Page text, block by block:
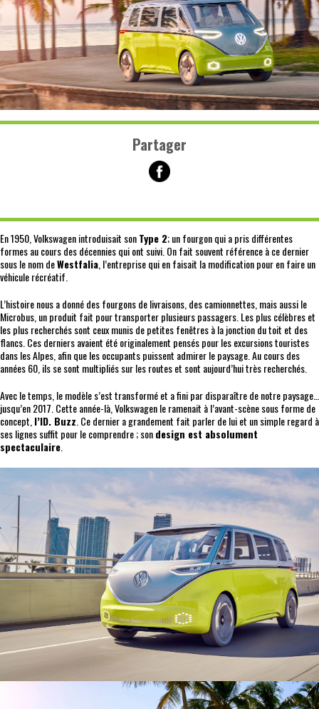
Partager
En 1950, Volkswagen introduisait sonType 2; un fourgon qui a pris différentes
formes au cours des décennies qui ont suivi. On fait souvent référence à ce dernier
sous le nom deWestfalia , l’entreprise qui en faisait la modification pour en faire un
véhicule récréatif.
L’histoire nous a donné des fourgons de livraisons, des camionnettes, mais aussi le
Microbus, un produit fait pour transporter plusieurs passagers. Les plus célèbres et
les plus recherchés sont ceux munis de petites fenêtres à la jonction du toit et des
flancs. Ces derniers avaient été originalement pensés pour les excursions touristes
dans les Alpes, afin que les occupants puissent admirer le paysage. Au cours des
années 60, ils se sont multipliés sur les routes et sont aujourd’hui très recherchés.
Avec le temps, le modèle s’est transformé et a fini par disparaître de notre paysage…
jusqu’en 2017. Cette année-là, Volkswagen le ramenait à l’avant-scène sous forme de
concept, l’ID. Buzz . Ce dernier a grandement fait parler de lui et un simple regard à
ses lignes suffit pour le comprendre ; sondesign est absolument
spectaculaire